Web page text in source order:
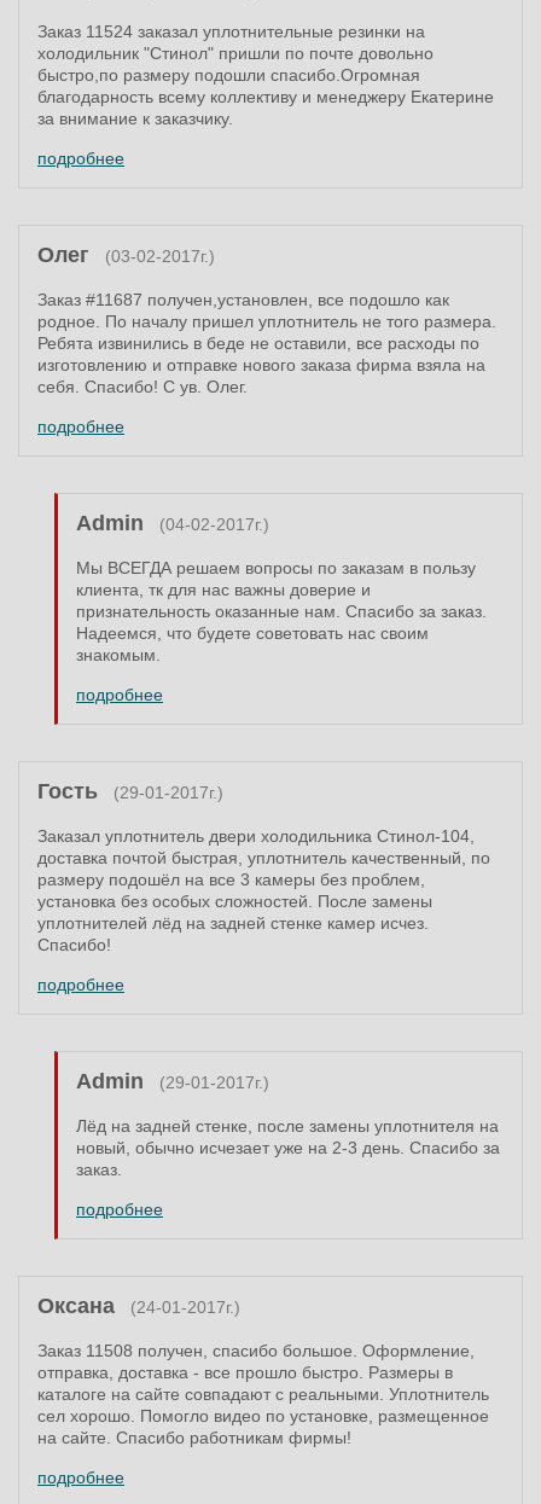
Заказ 11524 заказал уплотнительные резинки на
холодильник "Стинол" пришли по почте довольно
быстро,по размеру подошли спасибо.Огромная
благодарность всему коллективу и менеджеру Екатерине
за внимание к заказчику.
подробнее
Олег (03-02-2017г.)
Заказ #11687 получен,установлен, все подошло как
родное. По началу пришел уплотнитель не того размера.
Ребята извинились в беде не оставили, все расходы по
изготовлению и отправке нового заказа фирма взяла на
себя. Спасибо! С ув. Олег.
подробнее
Admin (04-02-2017г.)
Мы ВСЕГДА решаем вопросы по заказам в пользу
клиента, тк для нас важны доверие и
признательность оказанные нам. Спасибо за заказ.
Надеемся, что будете советовать нас своим
знакомым.
подробнее
Гость (29-01-2017г.)
Заказал уплотнитель двери холодильника Стинол-104,
доставка почтой быстрая, уплотнитель качественный, по
размеру подошёл на все 3 камеры без проблем,
установка без особых сложностей. После замены
уплотнителей лёд на задней стенке камер исчез.
Спасибо!
подробнее
Admin (29-01-2017г.)
Лёд на задней стенке, после замены уплотнителя на
новый, обычно исчезает уже на 2-3 день. Спасибо за
заказ.
подробнее
Оксана (24-01-2017г.)
Заказ 11508 получен, спасибо большое. Оформление,
отправка, доставка - все прошло быстро. Размеры в
каталоге на сайте совпадают с реальными. Уплотнитель
сел хорошо. Помогло видео по установке, размещенное
на сайте. Спасибо работникам фирмы!
подробнее